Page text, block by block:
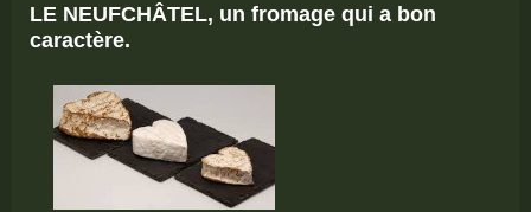
LE NEUFCHÂTEL, un fromage qui a bon
caractère.